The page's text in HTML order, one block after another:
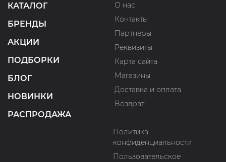
КАТАЛОГ
БРЕНДЫ
АКЦИИ
ПОДБОРКИ
БЛОГ
НОВИНКИ
РАСПРОДАЖА
О нас
Контакты
Партнеры
Реквизиты
Карта сайта
Магазины
Доставка и оплата
Возврат
Политика
конфиденциальности
Пользовательское